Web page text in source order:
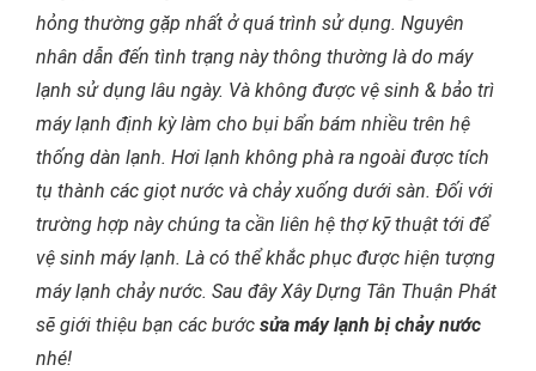
hỏng thường gặp nhất ở quá trình sử dụng. Nguyên
nhân dẫn đến tình trạng này thông thường là do máy
lạnh sử dụng lâu ngày. Và không được vệ sinh & bảo trì
máy lạnh định kỳ làm cho bụi bẩn bám nhiều trên hệ
thống dàn lạnh. Hơi lạnh không phà ra ngoài được tích
tụ thành các giọt nước và chảy xuống dưới sàn. Đối với
trường hợp này chúng ta cần liên hệ thợ kỹ thuật tới để
vệ sinh máy lạnh. Là có thể khắc phục được hiện tượng
máy lạnh chảy nước. Sau đây Xây Dựng Tân Thuận Phát
sẽ giới thiệu bạn các bước sửa máy lạnh bị chảy nước
nhé!